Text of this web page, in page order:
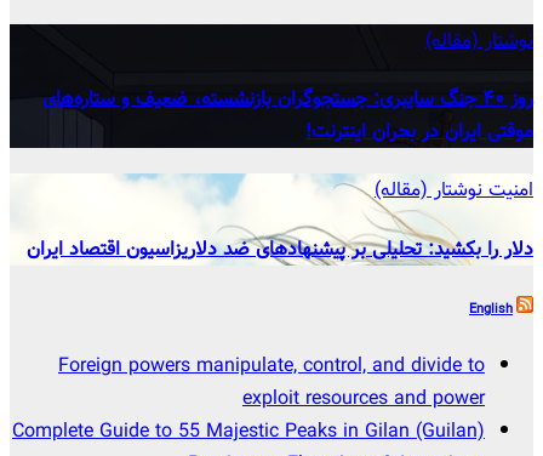
نوشتار (مقاله)
روز ۴۰ جنگ سایبری: جستجوگران بازنشسته، ضعیف و ستاره‌های
موقتی ایران در بحران اینترنت!
امنیتنوشتار (مقاله)
دلار را بکشید: تحلیلی بر پیشنهادهای ضد دلاریزاسیون اقتصاد ایران
English
Foreign powers manipulate, control, and divide to
exploit resources and power
Complete Guide to 55 Majestic Peaks in Gilan (Guilan)